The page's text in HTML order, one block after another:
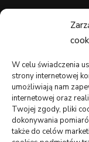
W celu świadczenia
strony internetowej
umożliwiają nam
internetowej oraz
Twojej zgody, pliki
dokonywania
także do celów
Zdrowie,
wizytówki nap
WARTE
DOM, OGRÓD